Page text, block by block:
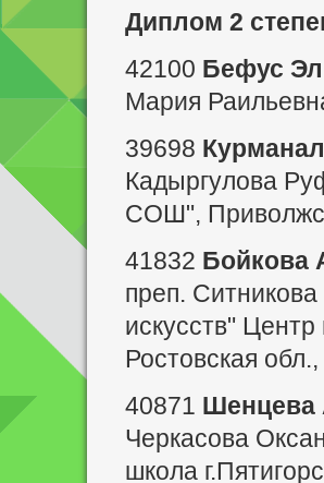
Диплом 2
42100 Бефус
Мария
39698
Кадыргулова
СОШ",
41832 Бойкова
преп.
искусств"
Ростовская
40871 Шенцева
Черкасова
школа